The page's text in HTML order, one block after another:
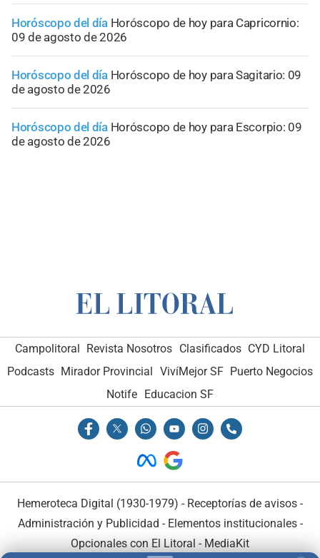
Horóscopo del día Horóscopo de hoy para Capricornio:
09 de agosto de 2026
Horóscopo del día Horóscopo de hoy para Sagitario: 09
de agosto de 2026
Horóscopo del día Horóscopo de hoy para Escorpio: 09
de agosto de 2026
Campolitoral Revista Nosotros Clasificados CYD Litoral
Podcasts Mirador Provincial VivíMejor SF Puerto Negocios
Notife Educacion SF
Hemeroteca Digital (1930-1979) - Receptorías de avisos -
Administración y Publicidad - Elementos institucionales-
Opcionales con El Litoral - MediaKit